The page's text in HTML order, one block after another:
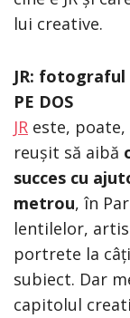
lui creative.
JR: fotograful
PE DOS
JR este,
reușit să aibă
succes cu
metrou, în
lentilelor,
portrete la
subiect. Dar
capitolul